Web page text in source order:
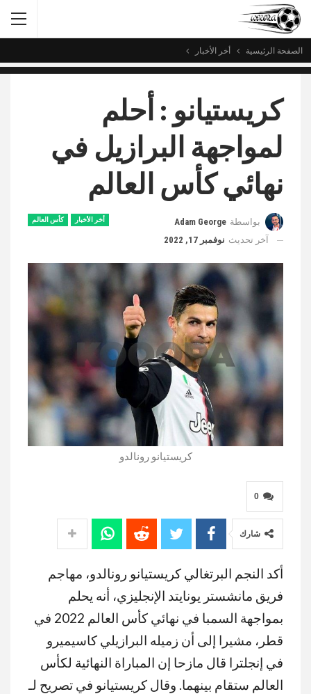
الصفحة الرئيسية أخر الأخبار
كريستيانو : أحلم
لمواجهة البرازيل في
نهائي كأس العالم
أخر الأخبار كأس العالم بواسطة Adam George
آخر تحديث نوفمبر 17, 2022
كريستيانو رونالدو
0
شارك
أكد النجم البرتغالي كريستيانو رونالدو، مهاجم
فريق مانشستر يونايتد الإنجليزي، أنه يحلم
بمواجهة السمبا في نهائي كأس العالم 2022 في
قطر، مشيرا إلى أن زميله البرازيلي كاسيميرو
في إنجلترا قال مازحا إن المباراة النهائية لكأس
العالم ستقام بينهما. وقال كريستيانو في تصريح لـ